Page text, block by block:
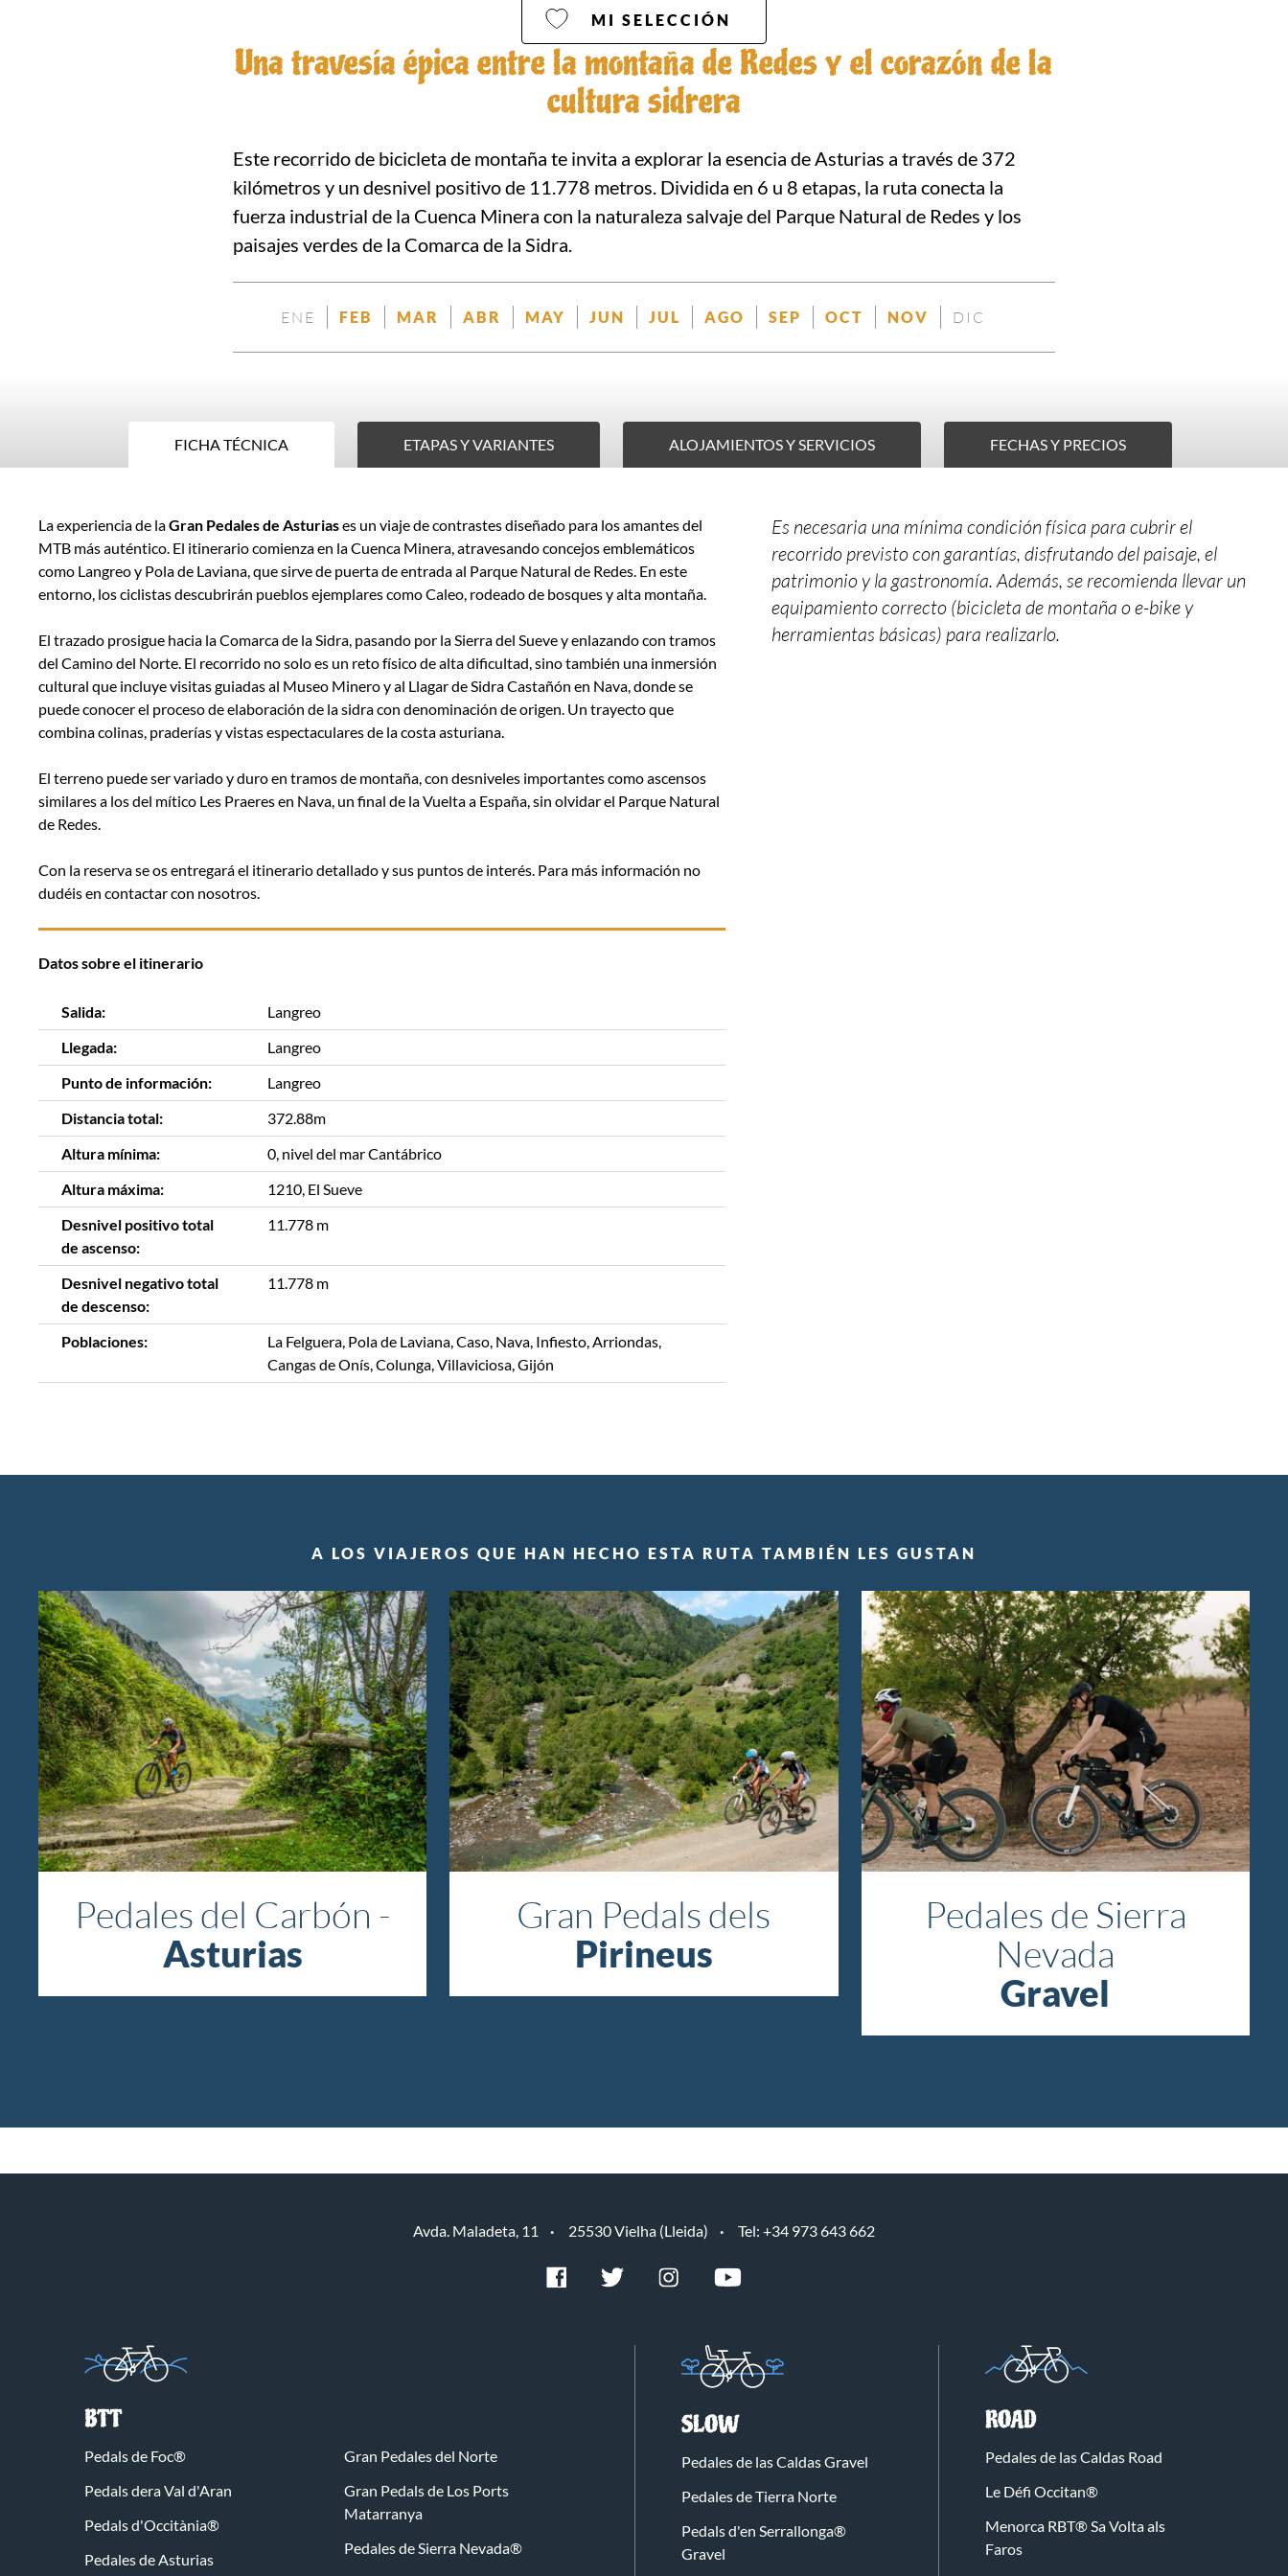
MI SELECCIÓN
Una travesía épica entre la montaña de Redes y el corazón de la
cultura sidrera
Este recorrido de bicicleta de montaña te invita a explorar la esencia de Asturias a través de 372
kilómetros y un desnivel positivo de 11.778 metros. Dividida en 6 u 8 etapas, la ruta conecta la
fuerza industrial de la Cuenca Minera con la naturaleza salvaje del Parque Natural de Redes y los
paisajes verdes de la Comarca de la Sidra.
ENE
NO
DISPONIBLE
FEB
DISPONIBLE
MAR
DISPONIBLE
ABR
DISPONIBLE
MAY
DISPONIBLE
JUN
DISPONIBLE
JUL
DISPONIBLE
AGO
DISPONIBLE
SEP
DISPONIBLE
OCT
DISPONIBLE
NOV
DISPONIBLE
DIC
DISPONIBLE
FICHA TÉCNICA ETAPAS Y VARIANTES ALOJAMIENTOS Y SERVICIOS FECHAS Y PRECIOS
técnica
La experiencia de laGran Pedales de Asturiases un viaje de contrastes diseñado para los amantes del
MTB más auténtico. El itinerario comienza en la Cuenca Minera, atravesando concejos emblemáticos
como Langreo y Pola de Laviana, que sirve de puerta de entrada al Parque Natural de Redes. En este
entorno, los ciclistas descubrirán pueblos ejemplares como Caleo, rodeado de bosques y alta montaña.
El trazado prosigue hacia la Comarca de la Sidra, pasando por la Sierra del Sueve y enlazando con tramos
del Camino del Norte. El recorrido no solo es un reto físico de alta dificultad, sino también una inmersión
cultural que incluye visitas guiadas al Museo Minero y al Llagar de Sidra Castañón en Nava, donde se
puede conocer el proceso de elaboración de la sidra con denominación de origen. Un trayecto que
combina colinas, praderías y vistas espectaculares de la costa asturiana.
El terreno puede ser variado y duro en tramos de montaña, con desniveles importantes como ascensos
similares a los del mítico Les Praeres en Nava, un final de la Vuelta a España, sin olvidar el Parque Natural
de Redes.
Con la reserva se os entregará el itinerario detallado y sus puntos de interés. Para más información no
dudéis en contactar con nosotros.
Datos sobre el itinerario
Salida:
Langreo
Llegada:
Langreo
Punto de información:
Langreo
Distancia total:
372.88m
Altura mínima:
0, nivel del mar Cantábrico
Altura máxima:
1210, El Sueve
Desnivel positivo total
de ascenso:
11.778 m
Desnivel negativo total
de descenso:
11.778 m
Poblaciones:
La Felguera, Pola de Laviana, Caso, Nava, Infiesto, Arriondas,
Cangas de Onís, Colunga, Villaviciosa, Gijón
Es necesaria una mínima condición física para cubrir el
recorrido previsto con garantías, disfrutando del paisaje, el
patrimonio y la gastronomía. Además, se recomienda llevar un
equipamiento correcto (bicicleta de montaña o e-bike y
herramientas básicas) para realizarlo.
A LOS VIAJEROS QUE HAN HECHO ESTA RUTA TAMBIÉN LES GUSTAN
Pedales del Carbón -
Asturias
Gran Pedals dels
Pirineus
Pedales de Sierra
Nevada
Gravel
Avda. Maladeta, 11 25530 Vielha (Lleida) Tel: +34 973 643 662
BTT
Pedals de Foc®
Pedals dera Val d'Aran
Pedals d'Occitània®
Pedales de Asturias
Gran Pedales del Norte
Gran Pedals de Los Ports
Matarranya
Pedales de Sierra Nevada®
SLOW
Pedales de las Caldas Gravel
Pedales de Tierra Norte
Pedals d'en Serrallonga®
Gravel
ROAD
Pedales de las Caldas Road
Le Défi Occitan®
Menorca RBT® Sa Volta als
Faros